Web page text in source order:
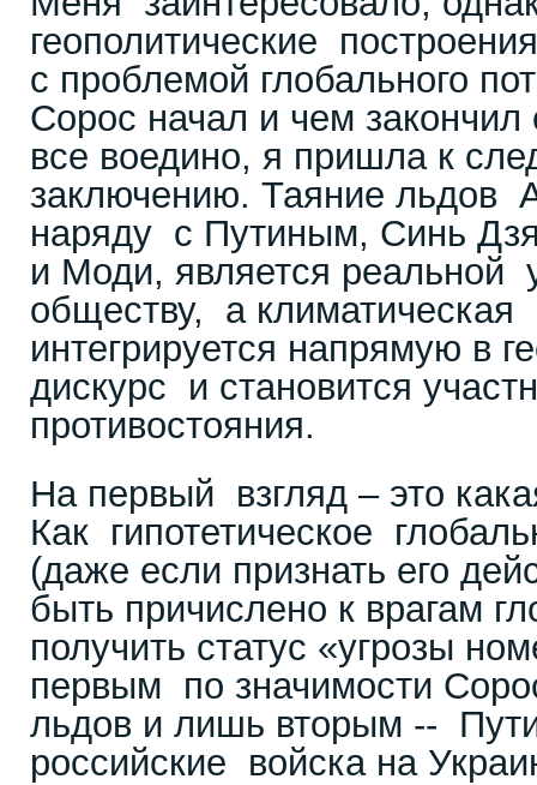
геополитические
с проблемой глобального
Сорос начал и чем
все воедино, я пришла к
заключению. Таяние льдов
наряду с Путиным, Синь
и Моди, является реальной
обществу, а
интегрируется напрямую в
дискурс и становится
противостояния.
На первый взгляд – это
Как гипотетическое
(даже если признать его
быть причислено к врагам
получить статус «угрозы
первым по значимости
льдов и лишь вторым --
российские войска на